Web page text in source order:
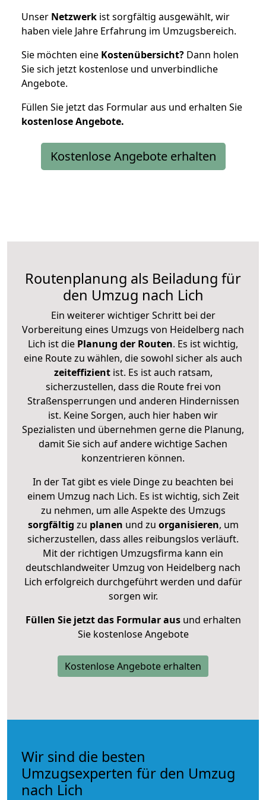
Unser Netzwerk ist sorgfältig ausgewählt, wir
haben viele Jahre Erfahrung im Umzugsbereich.
Sie möchten eine Kostenübersicht? Dann holen
Sie sich jetzt kostenlose und unverbindliche
Angebote.
Füllen Sie jetzt das Formular aus und erhalten Sie
kostenloseAngebote.
Kostenlose Angebote erhalten
Routenplanung als Beiladung für
den Umzug nach Lich
Ein weiterer wichtiger Schritt bei der
Vorbereitung eines Umzugs von Heidelberg nach
Lich ist die Planung der Routen. Es ist wichtig,
eine Route zu wählen, die sowohl sicher als auch
zeiteffizientist. Es ist auch ratsam,
sicherzustellen, dass die Route frei von
Straßensperrungen und anderen Hindernissen
ist. Keine Sorgen, auch hier haben wir
Spezialisten und übernehmen gerne die Planung,
damit Sie sich auf andere wichtige Sachen
konzentrieren können.
In der Tat gibt es viele Dinge zu beachten bei
einem Umzug nach Lich. Es ist wichtig, sich Zeit
zu nehmen, um alle Aspekte des Umzugs
sorgfältig zu planen und zu organisieren, um
sicherzustellen, dass alles reibungslos verläuft.
Mit der richtigen Umzugsfirma kann ein
deutschlandweiter Umzug von Heidelberg nach
Lich erfolgreich durchgeführt werden und dafür
sorgen wir.
Füllen Sie jetzt das Formular ausund erhalten
Sie kostenlose Angebote
Kostenlose Angebote erhalten
Wir sind die besten
Umzugsexperten für den Umzug
nach Lich